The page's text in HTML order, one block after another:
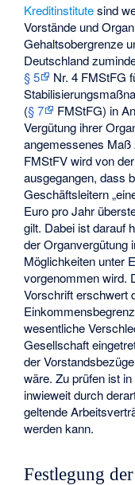
Kreditinstitutesind
Vorstände und
Gehaltsobergrenze
Deutschland
§ 5
Nr. 4 FMStFG
(§ 7
FMStFG) in
Vergütung ihrer
angemessenes
FMStFV wird von
ausgegangen, dass
Geschäftsleitern
Euro pro Jahr
gilt. Dabei ist darauf
der Organvergütung
Möglichkeiten unter
vorgenommen wird.
Vorschrift erschwert
wesentliche
Gesellschaft
der
wäre. Zu prüfen ist
inwieweit durch
geltende
werden kann.
Festlegung